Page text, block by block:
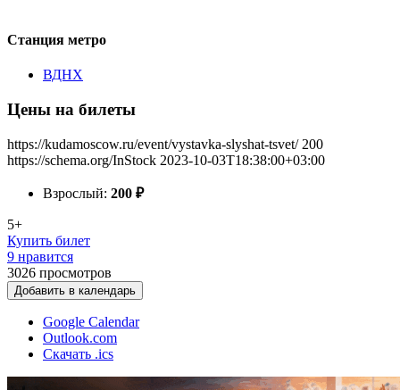
Станция метро
ВДНХ
Цены на билеты
https://kudamoscow.ru/event/vystavka-slyshat-tsvet/ 200
https://schema.org/InStock 2023-10-03T18:38:00+03:00
Взрослый: 200 ₽
5+
Купить билет
9 нравится
3026 просмотров
Добавить в календарь
Google Calendar
Outlook.com
Скачать .ics